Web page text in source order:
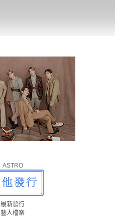
ASTRO
最新發行
藝人檔案